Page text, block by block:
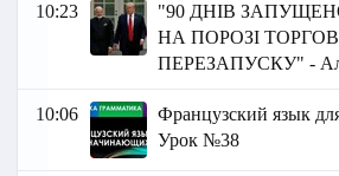
10:23
"90 ДНІВ
НА ПОРОЗІ
ПЕРЕЗАПУСКУ" -
10:06
Французский язык
Урок №38